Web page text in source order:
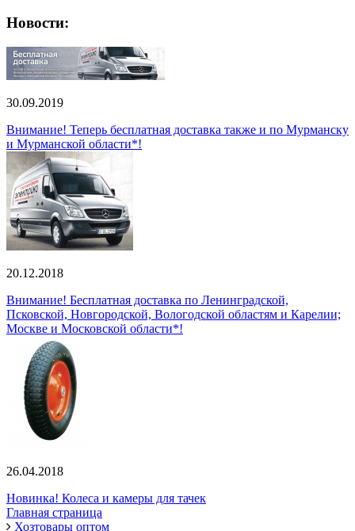
Новости:
30.09.2019
Внимание! Теперь бесплатная доставка также и по Мурманску
и Мурманской области*!
20.12.2018
Внимание! Бесплатная доставка по Ленинградской,
Псковской, Новгородской, Вологодской областям и Карелии;
Москве и Московской области*!
26.04.2018
Новинка! Колеса и камеры для тачек
Главная страница
Хозтовары оптом